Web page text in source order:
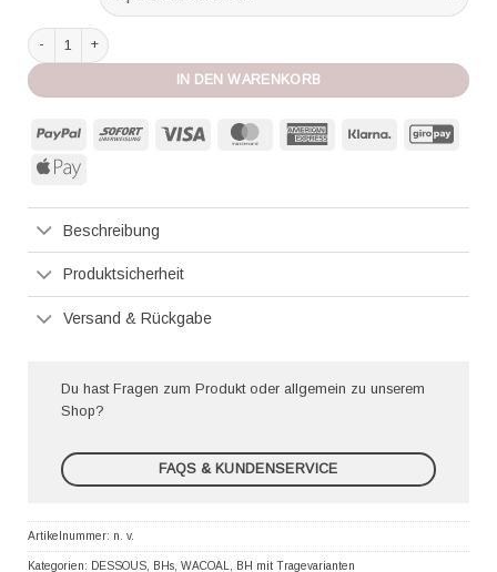
Wacoal trägerloser BH Halo Lace nude Menge
IN DEN WARENKORB
PayPal Sofort MasterCard American
Klarna
Apple
Beschreibung
Produktsicherheit
Versand & Rückgabe
Du hast Fragen zum Produkt oder allgemein zu unserem
Shop?
FAQS & KUNDENSERVICE
Artikelnummer: n. v.
Kategorien: DESSOUS BHs WACOAL BH mit Tragevarianten